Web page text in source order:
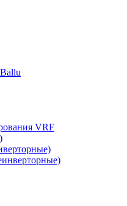
VRF